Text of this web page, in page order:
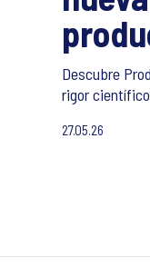
Descubre
rigor
27.05.26